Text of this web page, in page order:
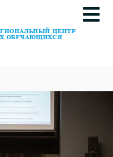
ЦЕНТР
ОБУЧАЮЩИХСЯ